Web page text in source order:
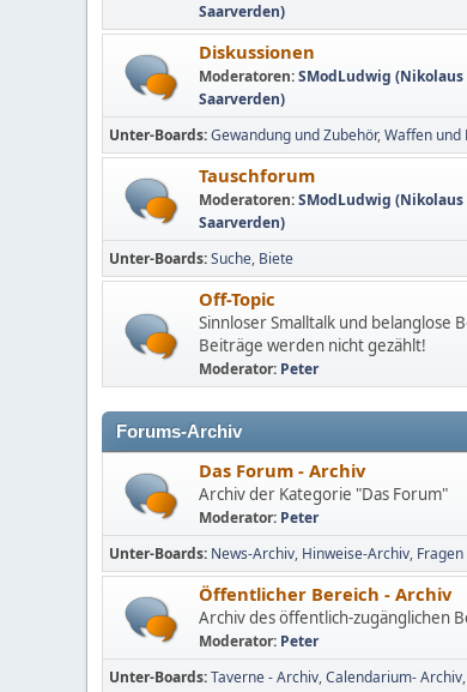
Saarverden)
Diskussionen
Moderatoren:SModLudwig
Saarverden)
Unter-Boards Gewandung und Zubehör Waffen und
Tauschforum
Moderatoren:SModLudwig
Saarverden)
Unter-Boards Suche Biete
Off-Topic
Sinnloser Smalltalk und belanglose
Beiträge werden nicht gezählt!
Moderator: Peter
Forums-Archiv
Das Forum - Archiv
Archiv der Kategorie "Das Forum"
Moderator: Peter
Unter-Boards News-Archiv Hinweise-Archiv
Öffentlicher Bereich - Archiv
Archiv des öffentlich-zugänglichen
Moderator: Peter
Unter-Boards Taverne - Archiv Calendarium- Archiv